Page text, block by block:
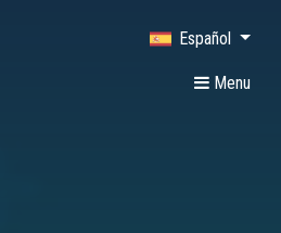
Menu
Español